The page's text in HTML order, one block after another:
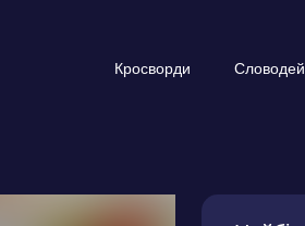
Кросворди Словодей